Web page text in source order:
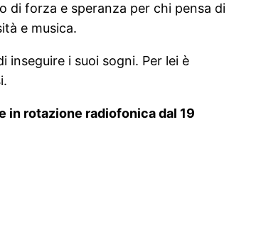
di forza e speranza per chi pensa di
e musica.
i suoi sogni. Per lei è
in rotazione radiofonica dal 19